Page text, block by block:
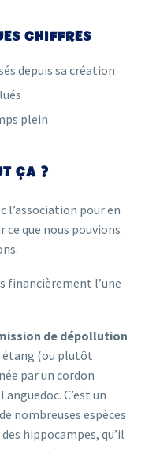
CHIFFRES
depuis sa création
plein
ÇA ?
l’association pour en
que nous pouvions
financièrement l’une
de dépollution
étang (ou plutôt
par un cordon
C’est un
nombreuses espèces
hippocampes, qu’il